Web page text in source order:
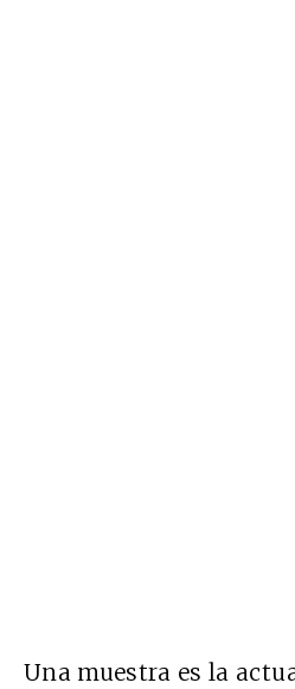
Una muestra es la